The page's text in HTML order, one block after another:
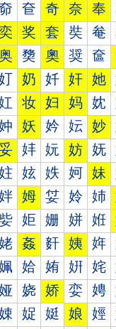
奆 奇 奈 奉
奖 套 奘 奙
奦 奧 奨 奩
奶 奷 奸 她
妆 妇 妈 妉
妖 妗 妘 妙
妦 妧 妨 妩
妶 妷 妸 妹
姆 姇 姈 姉
姖 姗 姘 姙
姦 姧 姨 姩
姶 姷 姸 姹
娆 娇 娈 娉
娖 娗 娘 娙